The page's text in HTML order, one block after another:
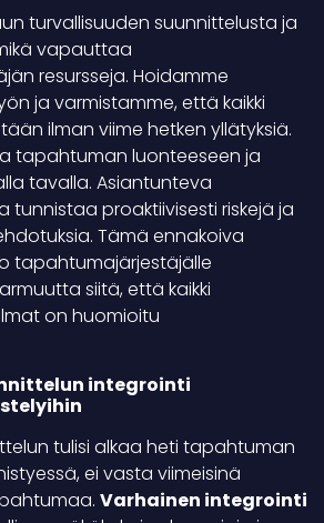
turvallisuuden suunnittelusta ja
vapauttaa
resursseja. Hoidamme
ja varmistamme, että kaikki
ilman viime hetken yllätyksiä.
tapahtuman luonteeseen ja
tavalla. Asiantunteva
tunnistaa proaktiivisesti riskejä ja
Tämä ennakoiva
tapahtumajärjestäjälle
siitä, että kaikki
on huomioitu
integrointi
tulisi alkaa heti tapahtuman
ei vasta viimeisinä
Varhainen integrointi